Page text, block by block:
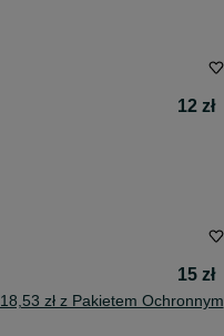
12 zł
15 zł
18,53 zł z Pakietem Ochronnym